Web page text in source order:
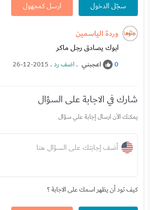
سجّل الدخول ارسل كمجهول
وردة الياسمين
ابوك يصادق رجل ماكر
0 اعجبني .اضف رد.
26-12-2015
شارك في الاجابة على السؤال
يمكنك الآن ارسال إجابة علي سؤال
أضف إجابتك على السؤال هنا
كيف تود أن يظهر اسمك على الاجابة ؟